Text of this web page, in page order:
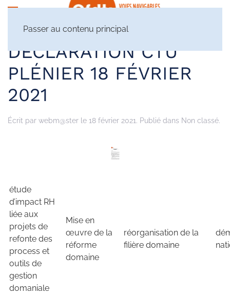
Passer au contenu principal
DÉCLARATION CTU
PLÉNIER 18 FÉVRIER
2021
Écrit par webm@ster le 18 février 2021. Publié dans Non classé.
étude
d’impact RH
liée aux
projets de
refonte des
process et
outils de
gestion
domaniale
Mise en
œuvre de la
réforme
domaine
réorganisation de la
filière domaine